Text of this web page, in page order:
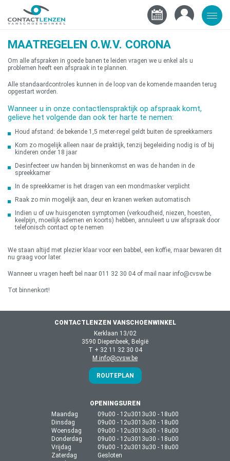
MAATREGELEN O.W.V. CORONA
Om alle afspraken in goede banen te leiden vragen we u enkel als u
problemen heeft een afspraak in te plannen.
Alle standaardcontroles kunnen in de loop van de komende maanden terug
opgestart worden.
Wanneer u in onze contactlenspraktijk op afspraak komt,
gelieve het volgende dan ook ter harte te nemen:
Houd afstand: de bekende 1,5 meter-regel geldt buiten de spreekkamers
Kom zo mogelijk alleen naar de praktijk, tenzij begeleiding nodig is of bij
kinderen onder 18 jaar
Desinfecteer uw handen bij binnenkomst en was de handen in de
spreekkamer
In de spreekkamer is het dragen van een mondmasker verplicht
Raak zo min mogelijk aan, deur en kranen werken automatisch
Indien u of uw huisgenoten symptomen (verkoudheid, niezen, hoesten,
keelpijn, moeilijk ademen en koorts) hebben, annuleert u uw afspraak door
telefonisch contact op te nemen
We staan altijd met plezier klaar voor een babbel, een koffie, maar bewaren dit
nu graag voor later.
Wanneer u vragen heeft bel naar 011 32 30 04 of mail naar info@cvsw.be
Tot binnenkort!
CONTACTLENZEN VANSCHOENWINKEL
Kerklaan 13/02
3590 Diepenbeek, België
T + 32 11 32 30 04
M info@cvsw.be
ROUTEPLAN
OPENINGSUREN
Maandag
Dinsdag
Woensdag
Donderdag
Vrijdag
Zaterdag
09u00 - 12u30
09u00 - 12u30
09u00 - 12u30
09u00 - 12u30
09u00 - 12u30
Gesloten
13u30 - 18u00
13u30 - 18u00
13u30 - 18u00
13u30 - 18u00
13u30 - 18u00